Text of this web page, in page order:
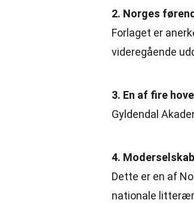
2. Norges
Forlaget er
videregående
3. En af fire
Gyldendal
4.
Dette er en af
nationale